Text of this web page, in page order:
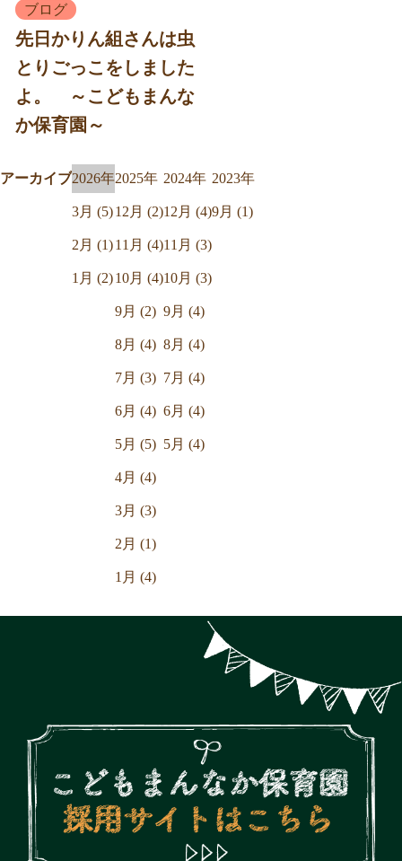
ブログ
先日かりん組さんは虫
とりごっこをしました
よ。 ～こどもまんな
か保育園～
アーカイブ2026年
3月 (5)
2月 (1)
1月 (2)
2025年
12月 (2)
11月 (4)
10月 (4)
9月 (2)
8月 (4)
7月 (3)
6月 (4)
5月 (5)
4月 (4)
3月 (3)
2月 (1)
1月 (4)
2024年
12月 (4)
11月 (3)
10月 (3)
9月 (4)
8月 (4)
7月 (4)
6月 (4)
5月 (4)
2023年
9月 (1)